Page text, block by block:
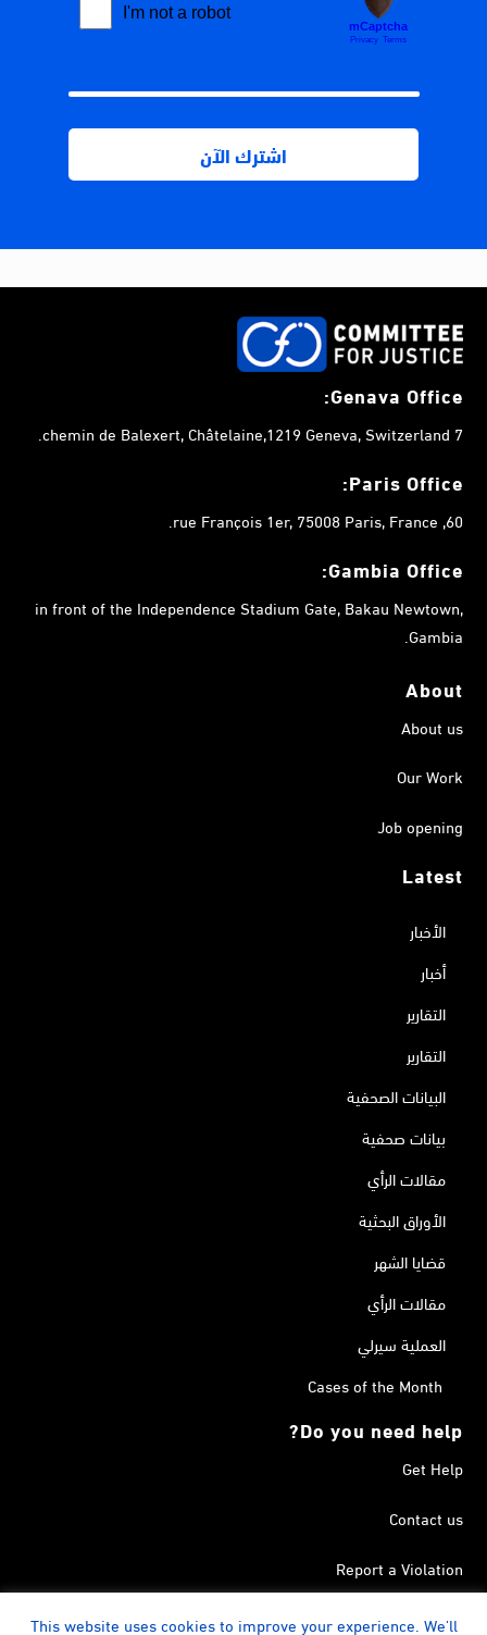
Genava Office:
7 chemin de Balexert, Châtelaine,1219 Geneva, Switzerland.
Paris Office:
60, rue François 1er, 75008 Paris, France.
Gambia Office:
in front of the Independence Stadium Gate, Bakau Newtown,
Gambia.
About
About us
Our Work
Job opening
Latest
الأخبار
أخبار
التقارير
التقارير
البيانات الصحفية
بيانات صحفية
مقالات الرأي
الأوراق البحثية
قضايا الشهر
مقالات الرأي
العملية سيرلي
Cases of the Month
Do you need help?
Get Help
Contact us
Report a Violation
Search in the Terrorism List
This website uses cookies to improve your experience. We'll